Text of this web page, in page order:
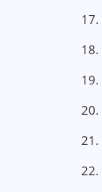
17.
18.
19.
20.
21.
22.